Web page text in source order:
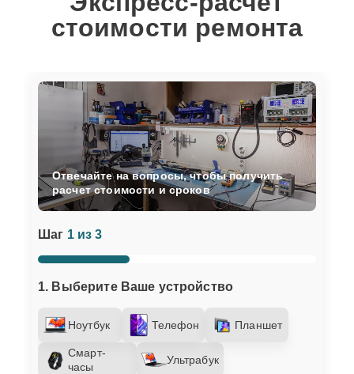
стоимости ремонта
Шаг 1 из 3
1. Выберите Ваше устройство
Ноутбук Телефон Планшет
Смарт-
часы
Ультрабук
Отвечайте на вопросы, чтобы получить
расчет стоимости и сроков